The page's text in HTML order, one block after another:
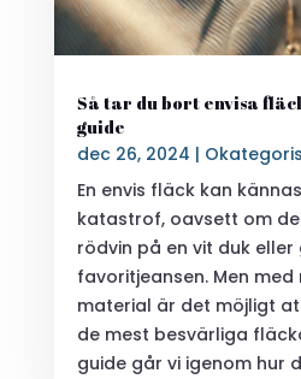
Så tar du bort envisa
guide
dec 26, 2024 |
En envis fläck kan
katastrof, oavsett om
rödvin på en vit duk
favoritjeansen. Men
material är det möjligt
de mest besvärliga
guide går vi igenom hur